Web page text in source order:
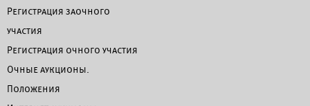
Регистрация заочного
участия
Регистрация очного участия
Очные аукционы.
Положения